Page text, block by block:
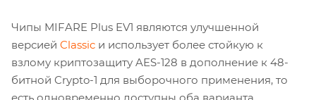
Чипы MIFARE Plus EV1 являются улучшенной
версией Classic и использует более стойкую к
взлому криптозащиту AES-128 в дополнение к 48-
битной Crypto-1 для выборочного применения, то